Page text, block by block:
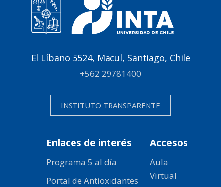
El Líbano 5524, Macul, Santiago, Chile
+562 29781400
INSTITUTO TRANSPARENTE
Enlaces de interés
Programa 5 al día
Portal de Antioxidantes
Accesos
Aula
Virtual